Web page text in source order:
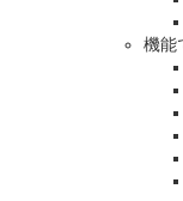
機能